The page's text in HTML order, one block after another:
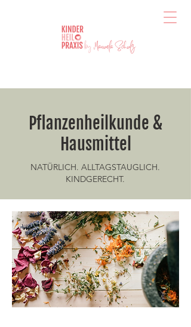
Pflanzenheilkunde &
Hausmittel
NATÜRLICH. ALLTAGSTAUGLICH.
KINDGERECHT.